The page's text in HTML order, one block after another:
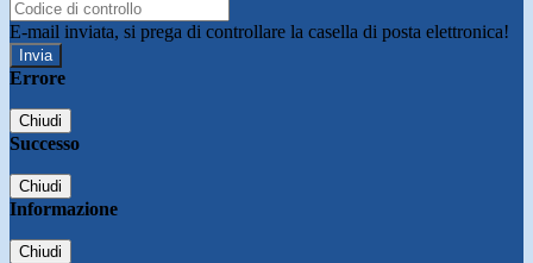
E-mail inviata, si prega di controllare la casella di posta elettronica!
Errore
Chiudi
Successo
Chiudi
Informazione
Chiudi